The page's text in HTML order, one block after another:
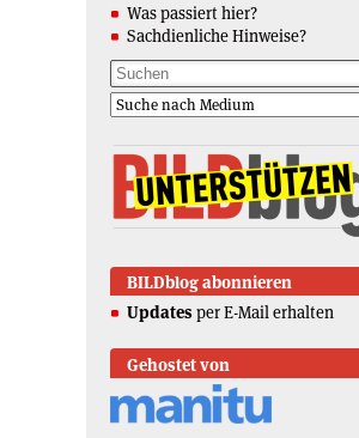
Was passiert hier?
Sachdienliche Hinweise?
BILDblog abonnieren
Updates per E-Mail erhalten
Gehostet von